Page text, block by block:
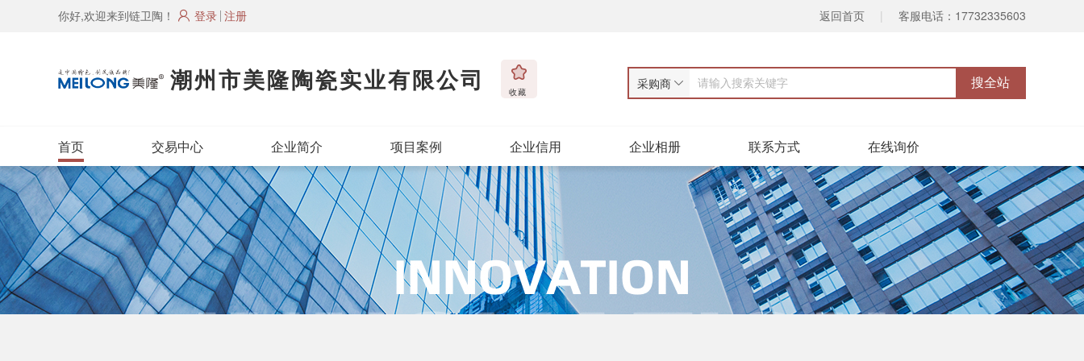
你好,欢迎来到链卫陶！ 登录 注册 返回首页 | 客服电话：17732335603
潮州市美隆陶瓷实业有限公司 收藏
采购商
首页 交易中心 企业简介 项目案例 企业信用 企业相册 联系方式 在线询价